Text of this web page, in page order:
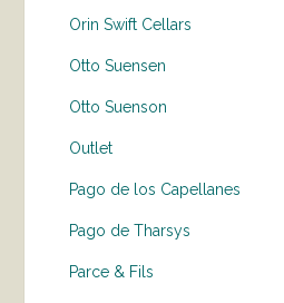
Orin Swift Cellars
Otto Suensen
Otto Suenson
Outlet
Pago de los Capellanes
Pago de Tharsys
Parce & Fils